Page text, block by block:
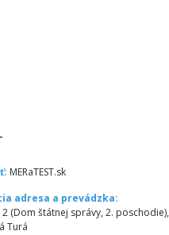
MERaTEST.sk
adresa a prevádzka:
(Dom štátnej správy, 2. poschodie),
Turá